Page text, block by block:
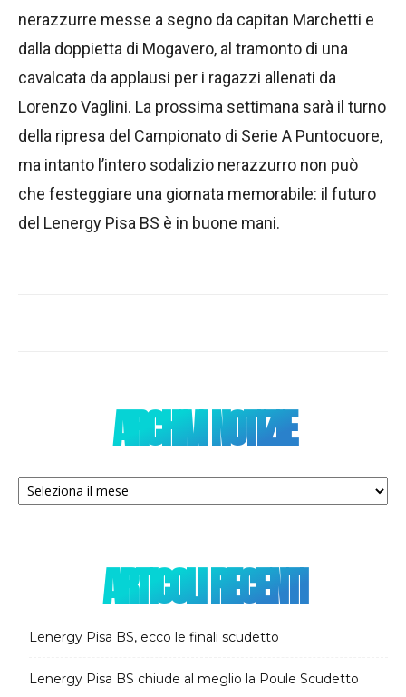
nerazzurre messe a segno da capitan Marchetti e
dalla doppietta di Mogavero, al tramonto di una
cavalcata da applausi per i ragazzi allenati da
Lorenzo Vaglini. La prossima settimana sarà il turno
della ripresa del Campionato di Serie A Puntocuore,
ma intanto l’intero sodalizio nerazzurro non può
che festeggiare una giornata memorabile: il futuro
del Lenergy Pisa BS è in buone mani.
ARCHIVI NOTIZIE
Archivi
notizie
ARTICOLI RECENTI
Lenergy Pisa BS, ecco le finali scudetto
Lenergy Pisa BS chiude al meglio la Poule Scudetto